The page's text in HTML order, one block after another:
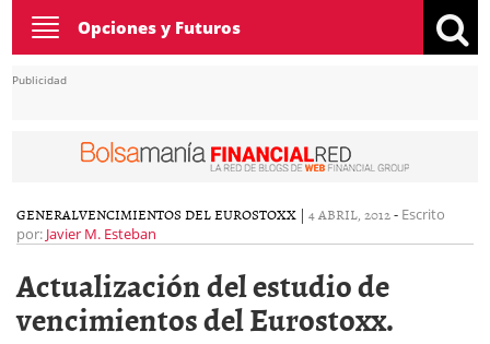
Toggle
navigation
Opciones y Futuros
Publicidad
GENERALVENCIMIENTOS DEL EUROSTOXX | 4 ABRIL, 2012- Escrito
por: Javier M. Esteban
Actualización del estudio de
vencimientos del Eurostoxx.